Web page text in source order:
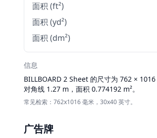
面积 (ft²)
面积 (yd²)
面积 (dm²)
信息
BILLBOARD 2 Sheet 的尺寸为 762 ×
对角线 1.27 m，面积 0.774192 m²。
常见检索：762x1016 毫米，30x40 英寸。
广告牌